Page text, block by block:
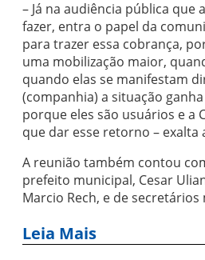
– Já na audiência pública que
fazer, entra o papel da
para trazer essa cobrança,
uma mobilização maior,
quando elas se manifestam
(companhia) a situação
porque eles são usuários e a
que dar esse retorno – exalta
A reunião também contou
prefeito municipal, Cesar
Marcio Rech, e de secretários
Leia Mais